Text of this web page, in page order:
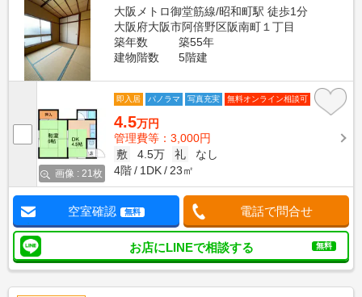
大阪メトロ御堂筋線/昭和町駅 徒歩1分
大阪府大阪市阿倍野区阪南町１丁目
築年数
築55年
建物階数
5階建
画像 : 21枚
即入居 パノラマ 写真充実 無料オンライン相談可
4.5万円
管理費等：3,000円
敷
4.5万 礼
なし
4階
1DK 23㎡
空室確認 無料 電話で問合せ
お店にLINEで相談する 無料